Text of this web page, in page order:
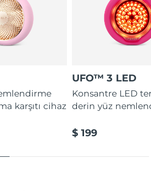
karşıtı cihaz
UFO™ 3 LED
Konsantre LED
derin yüz
$ 199